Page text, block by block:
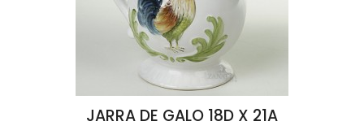
JARRA DE GALO 18D X 21A